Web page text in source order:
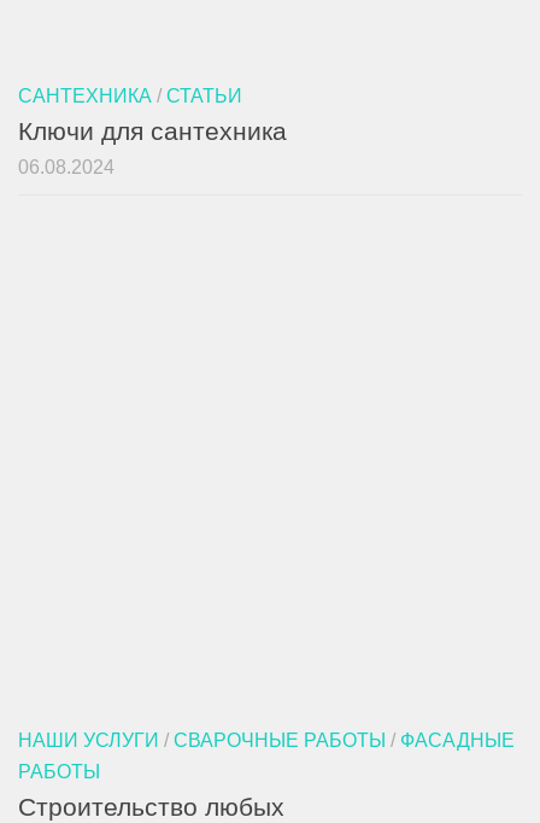
САНТЕХНИКА / СТАТЬИ
Ключи для сантехника
06.08.2024
НАШИ УСЛУГИ / СВАРОЧНЫЕ РАБОТЫ / ФАСАДНЫЕ
РАБОТЫ
Строительство любых